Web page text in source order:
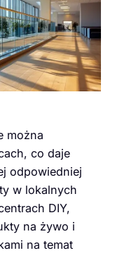
można
co daje
odpowiedniej
w lokalnych
DIY,
na żywo i
na temat